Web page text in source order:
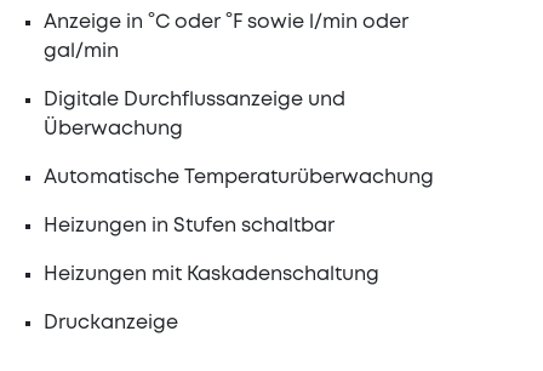
Anzeige in °C oder °F sowie l/min oder
gal/min
Digitale Durchflussanzeige und
Überwachung
Automatische Temperaturüberwachung
Heizungen in Stufen schaltbar
Heizungen mit Kaskadenschaltung
Druckanzeige